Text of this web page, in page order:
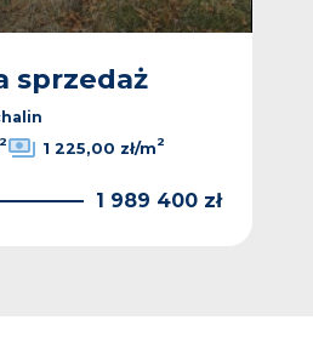
sprzedaż
2 1 225,00 zł/m2
1 989 400 zł